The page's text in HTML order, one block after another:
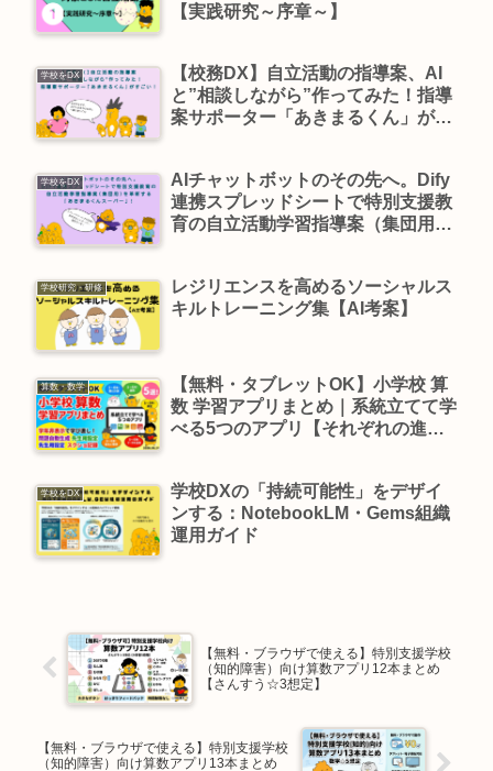
【実践研究～序章～】
学校をDX
【校務DX】自立活動の指導案、AI
と”相談しながら”作ってみた！指導
案サポーター「あきまるくん」がす
学校をDX
AIチャットボットのその先へ。Dify
連携スプレッドシートで特別支援教
育の自立活動学習指導案（集団用）
学校研究・研修
レジリエンスを高めるソーシャルス
キルトレーニング集【AI考案】
算数・数学
【無料・タブレットOK】小学校 算
数 学習アプリまとめ｜系統立てて学
べる5つのアプリ【それぞれの進度
学校をDX
学校DXの「持続可能性」をデザイ
ンする：NotebookLM・Gems組織
運用ガイド
【無料・ブラウザで使える】特別支援学校
（知的障害）向け算数アプリ12本まとめ
【さんすう☆3想定】
【無料・ブラウザで使える】特別支援学校
（知的障害）向け算数アプリ13本まとめ